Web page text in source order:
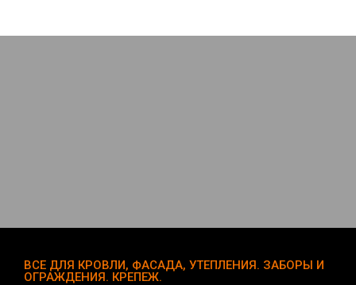
ВСЕ ДЛЯ КРОВЛИ, ФАСАДА, УТЕПЛЕНИЯ. ЗАБОРЫ И
ОГРАЖДЕНИЯ. КРЕПЕЖ.